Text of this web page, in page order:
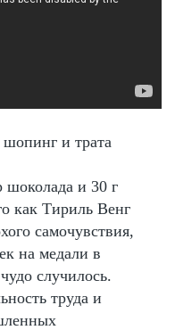
и трата
шоколада и 30 г
как Тириль Венг
самочувствия,
на медали в
случилось.
труда и